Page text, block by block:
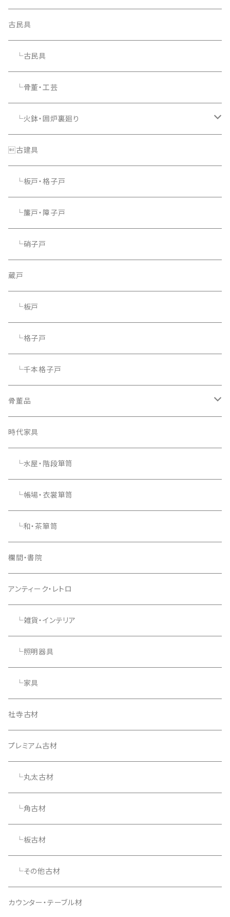
古民具
└古民具
└骨董・工芸
└火鉢・囲炉裏廻り
└照明器具
古建具
└板戸・格子戸
└簾戸・障子戸
└硝子戸
蔵戸
└板戸
└格子戸
└千本格子戸
骨董品
骨董品
時代家具
└水屋・階段箪笥
└帳場・衣裳箪笥
└和・茶箪笥
欄間・書院
アンティーク・レトロ
└雑貨・インテリア
└照明器具
└家具
社寺古材
プレミアム古材
└丸太古材
└角古材
└板古材
└その他古材
カウンター・テーブル材